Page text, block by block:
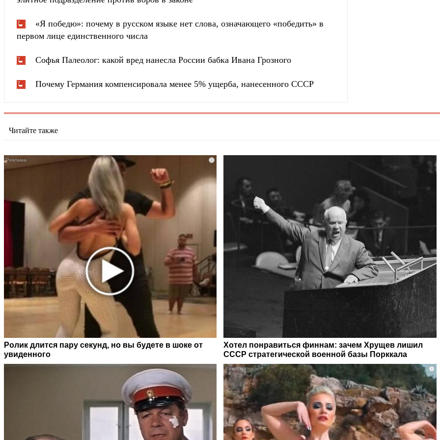
«Я победю»: почему в русском языке нет слова, означающего «победить» в
первом лице единственного числа
Софья Палеолог: какой вред нанесла России бабка Ивана Грозного
Почему Германия компенсировала менее 5% ущерба, нанесенного СССР
Читайте также
i
Ролик длится пару секунд, но вы будете в шоке от
увиденного
Хотел понравиться финнам: зачем Хрущев лишил
СССР стратегической военной базы Порккала
i